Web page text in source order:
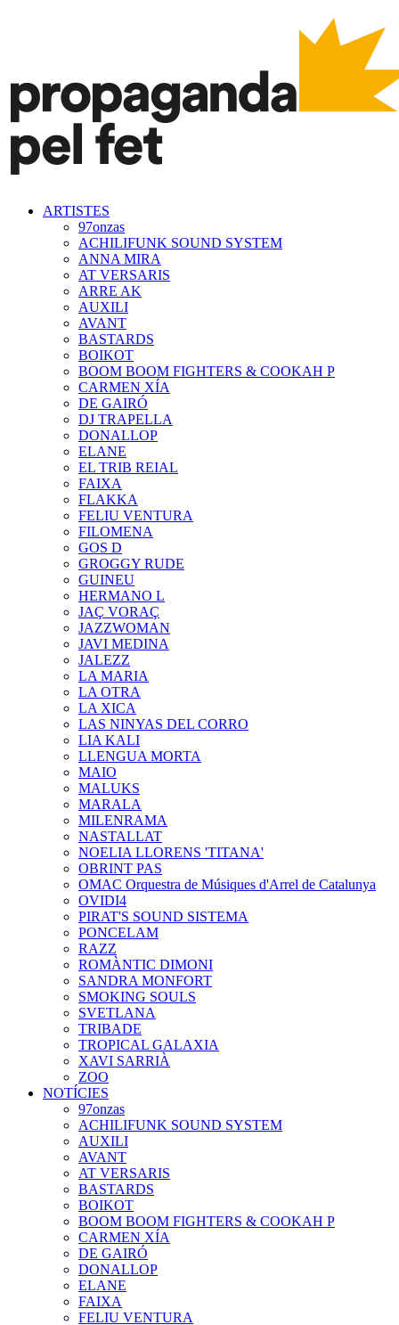
ARTISTES
97onzas
ACHILIFUNK SOUND SYSTEM
ANNA MIRA
AT VERSARIS
ARRE AK
AUXILI
AVANT
BASTARDS
BOIKOT
BOOM BOOM FIGHTERS & COOKAH P
CARMEN XÍA
DE GAIRÓ
DJ TRAPELLA
DONALLOP
ELANE
EL TRIB REIAL
FAIXA
FLAKKA
FELIU VENTURA
FILOMENA
GOS D
GROGGY RUDE
GUINEU
HERMANO L
JAÇ VORAÇ
JAZZWOMAN
JAVI MEDINA
JALEZZ
LA MARIA
LA OTRA
LA XICA
LAS NINYAS DEL CORRO
LIA KALI
LLENGUA MORTA
MAIO
MALUKS
MARALA
MILENRAMA
NASTALLAT
NOELIA LLORENS 'TITANA'
OBRINT PAS
OMAC Orquestra de Músiques d'Arrel de Catalunya
OVIDI4
PIRAT'S SOUND SISTEMA
PONCELAM
RAZZ
ROMÀNTIC DIMONI
SANDRA MONFORT
SMOKING SOULS
SVETLANA
TRIBADE
TROPICAL GALAXIA
XAVI SARRIÀ
ZOO
NOTÍCIES
97onzas
ACHILIFUNK SOUND SYSTEM
AUXILI
AVANT
AT VERSARIS
BASTARDS
BOIKOT
BOOM BOOM FIGHTERS & COOKAH P
CARMEN XÍA
DE GAIRÓ
DONALLOP
ELANE
FAIXA
FELIU VENTURA